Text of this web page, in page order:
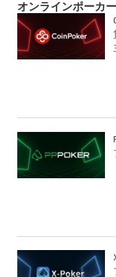
オンラインポーカー